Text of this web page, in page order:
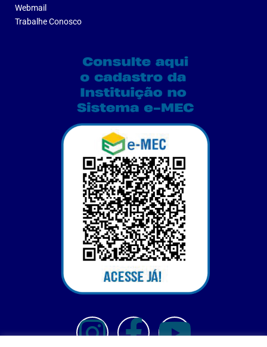
Webmail
Trabalhe Conosco